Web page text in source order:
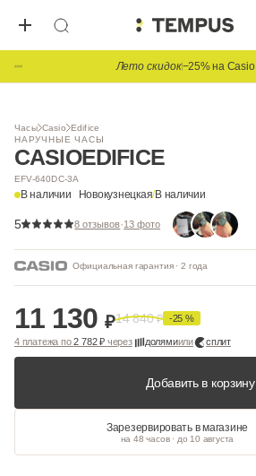
Лето скидок−25% на Casio
Часы Casio Edifice
НАРУЧНЫЕ ЧАСЫ
CASIOEDIFICE
EFV-640DC-3A
В наличии Новокузнецкая/В наличии
5 8 отзывов·13 фото
Официальная гарантия · 2 года
BESTSELLER
11 130 ₽14 840₽ -25 %
4 платежа по2 782 ₽через долямиили сплит
Добавить в корзину
Зарезервировать в магазине
на 48 часов · до 10 августа